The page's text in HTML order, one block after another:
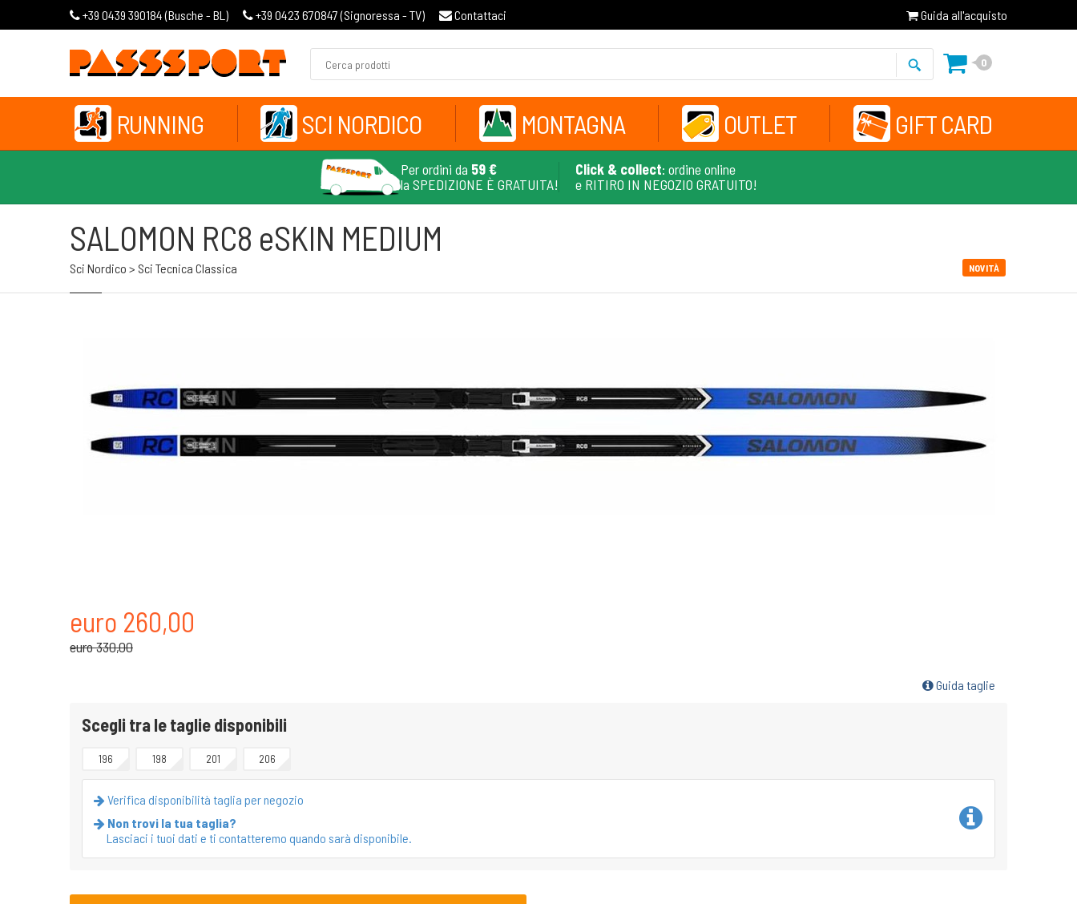
+39 0439 390184 (Busche - BL ) +39 0423 670847 (Signoressa - TV) Contattaci Guida all'acquisto
0
RUNNING SCI NORDICO MONTAGNA OUTLET GIFT CARD
Per ordini da 59 €
la SPEDIZIONE È GRATUITA!
Click & collect: ordine online
e RITIRO IN NEGOZIO GRATUITO!
SALOMON RC8 eSKIN MEDIUM
Sci Nordico > Sci Tecnica Classica NOVITÀ
euro 260,00
euro 330,00
Guida taglie
Scegli tra le taglie disponibili
196 198 201 206
Verifica disponibilità taglia per negozio
Non trovi la tua taglia?
Lasciaci i tuoi dati e ti contatteremo quando sarà disponibile.